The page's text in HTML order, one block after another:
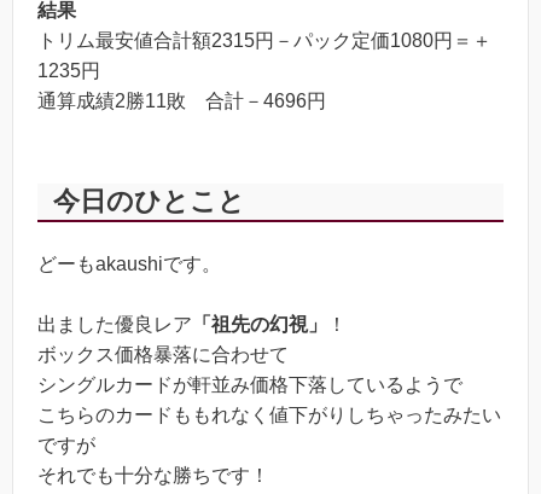
結果
トリム最安値合計額2315円－パック定価1080円＝＋
1235円
通算成績2勝11敗 合計－4696円
今日のひとこと
どーもakaushiです。
出ました優良レア 「祖先の幻視」
！
ボックス価格暴落に合わせて
シングルカードが軒並み価格下落しているようで
こちらのカードももれなく値下がりしちゃったみたい
ですが
それでも十分な勝ちです！